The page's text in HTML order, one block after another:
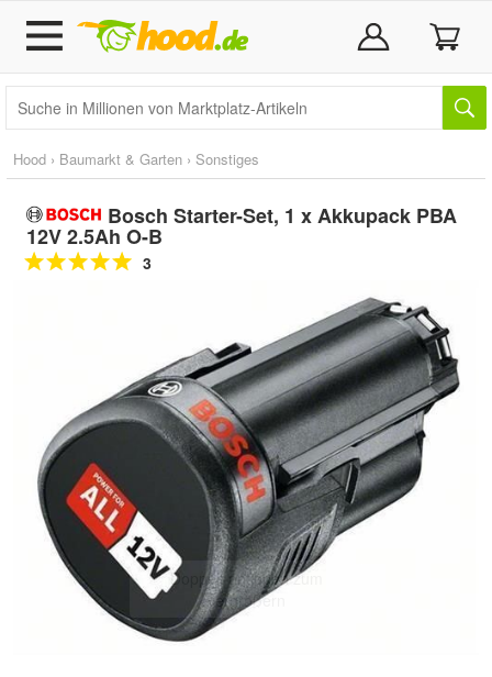
Hood › Baumarkt & Garten › Sonstiges
Bosch Starter-Set, 1 x Akkupack PBA
12V 2.5Ah O-B
3
Doppelt antippen zum
vergrößern